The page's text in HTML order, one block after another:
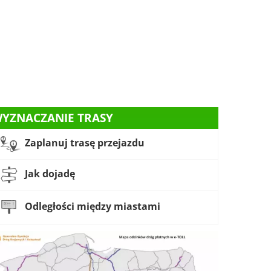
TRASY
Zaplanuj trasę przejazdu
Jak dojadę
Odległości między miastami